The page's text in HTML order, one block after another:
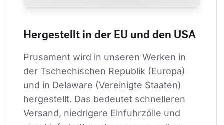
Hergestellt in der EU und den USA
Prusament wird in unseren Werken in
der Tschechischen Republik (Europa)
und in Delaware (Vereinigte Staaten)
hergestellt. Das bedeutet schnelleren
Versand, niedrigere Einfuhrzölle und